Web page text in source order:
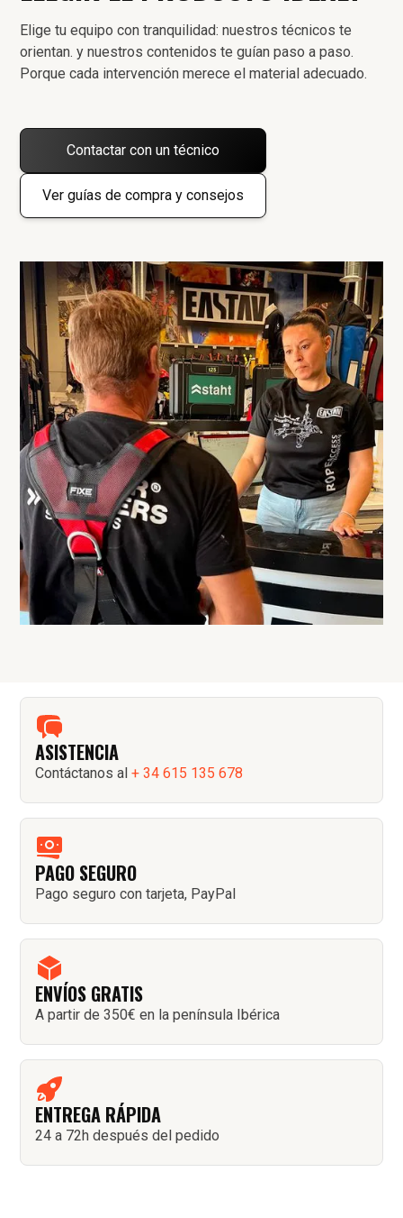
Elige tu equipo con tranquilidad: nuestros técnicos te
orientan. y nuestros contenidos te guían paso a paso.
Porque cada intervención merece el material adecuado.
Contactar con un técnico
Ver guías de compra y consejos
ASISTENCIA
Contáctanos al+ 34 615 135 678
PAGO SEGURO
Pago seguro con tarjeta, PayPal
ENVÍOS GRATIS
A partir de 350€ en la península Ibérica
ENTREGA RÁPIDA
24 a 72h después del pedido